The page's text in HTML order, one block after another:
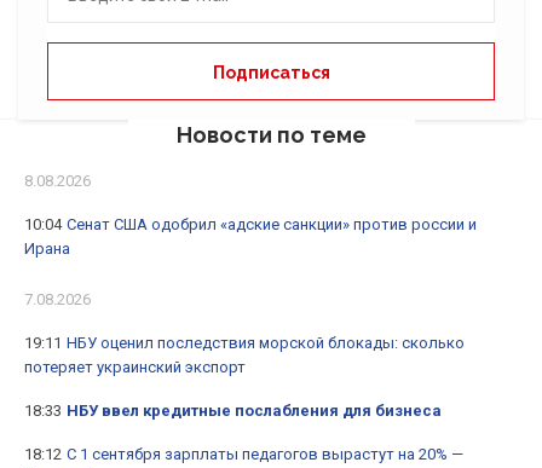
Новости по теме
8.08.2026
10:04 Сенат США одобрил «адские санкции» против россии и
Ирана
7.08.2026
19:11 НБУ оценил последствия морской блокады: сколько
потеряет украинский экспорт
18:33 НБУ ввел кредитные послабления для бизнеса
18:12 С 1 сентября зарплаты педагогов вырастут на 20% —